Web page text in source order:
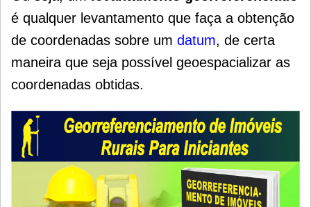
é qualquer levantamento que faça a obtenção
de coordenadas sobre um datum, de certa
maneira que seja possível geoespacializar as
coordenadas obtidas.